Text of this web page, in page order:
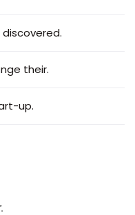
their.
up.